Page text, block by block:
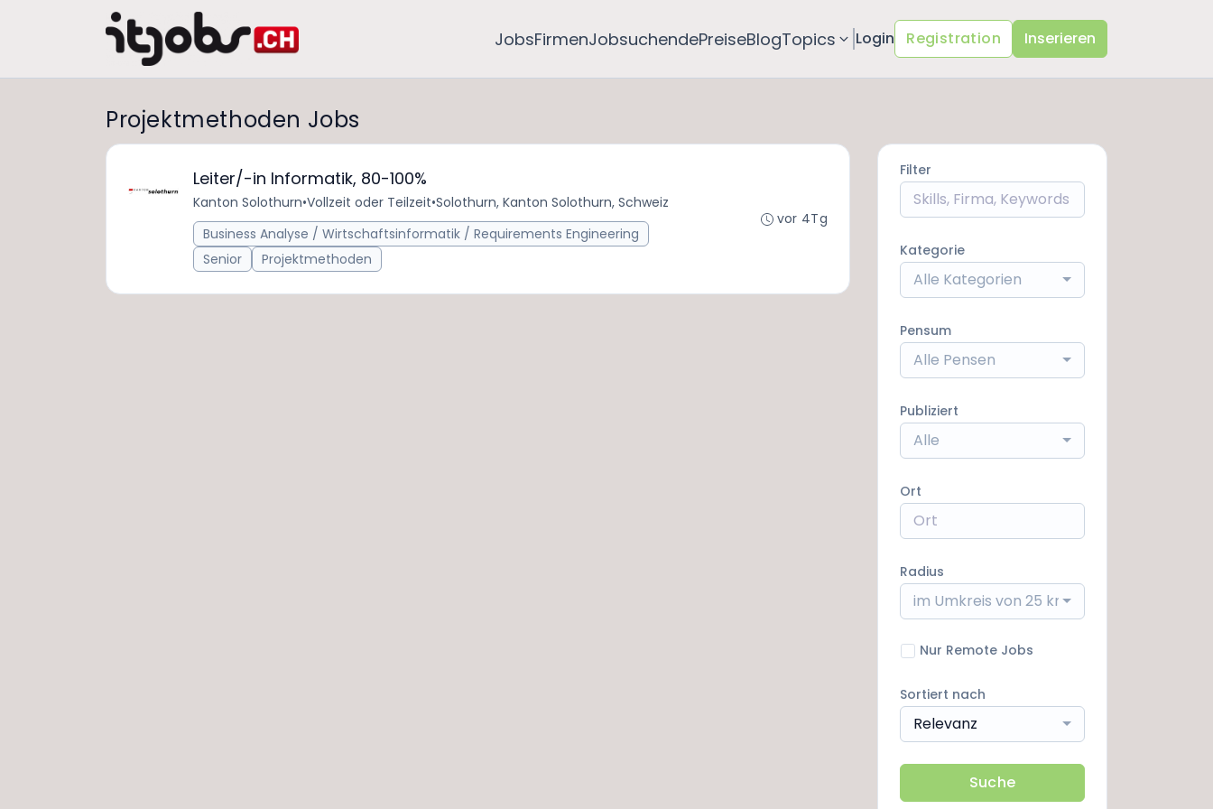
JobsFirmenJobsuchendePreiseBlogTopics Login Registration Inserieren
Projektmethoden Jobs
Leiter/-in Informatik, 80-100%
​​Kanton Solothurn•Vollzeit oder Teilzeit•Solothurn, Kanton Solothurn, Schweiz
Business Analyse / Wirtschaftsinformatik / Requirements Engineering
Senior
Projektmethoden
vor 4Tg
Filter
Kategorie
Alle Kategorien
Pensum
Alle Pensen
Publiziert
Alle
Ort
Radius
im Umkreis von 25 km
Nur Remote Jobs
Sortiert nach
Relevanz
Suche